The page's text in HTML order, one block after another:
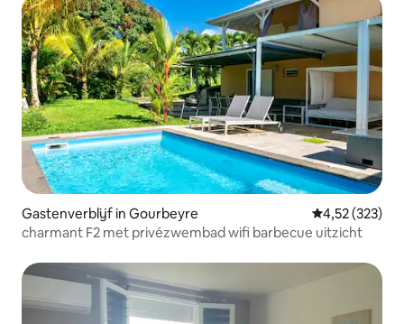
Gastenverblijf in Gourbeyre Gemiddelde
4,52 (323)
charmant F2 met privézwembad wifi barbecue uitzicht